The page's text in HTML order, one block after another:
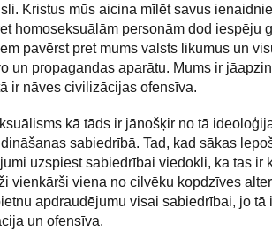
Kristus mūs aicina mīlēt savus
homoseksuālām personām dod iespēju
pavērst pret mums valsts likumus un
un propagandas aparātu. Mums ir
ir nāves civilizācijas ofensīva.
kā tāds ir jānošķir no tā
sabiedrībā. Tad, kad sākas
uzspiest sabiedrībai viedokli, ka tas ir
vienkārši viena no cilvēku kopdzīves
apdraudējumu visai sabiedrībai, jo tā
un ofensīva.